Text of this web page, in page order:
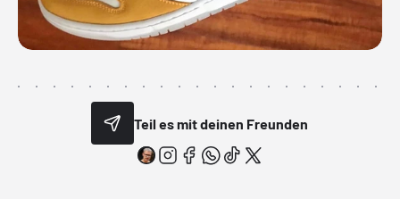
Teil es mit deinen Freunden